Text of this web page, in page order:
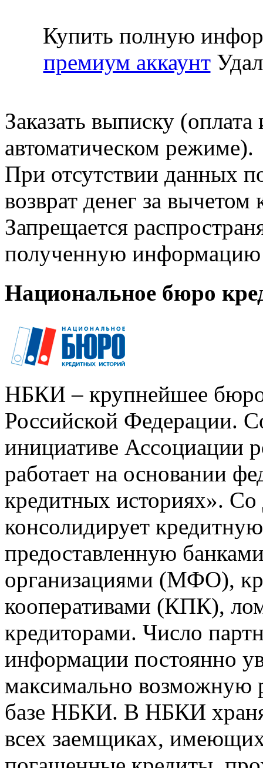
Купить полную
премиум аккаунт
Заказать выписку
автоматическом режиме).
При отсутствии данных
возврат денег за
Запрещается
полученную информацию
Национальное бюро
НБКИ – крупнейшее
Российской Федерации.
инициативе Ассоциации
работает на основании
кредитных историях».
консолидирует
предоставленную
организациями (МФО),
кооперативами (КПК),
кредиторами. Число
информации постоянно
максимально возможную
базе НБКИ. В НБКИ
всех заемщиках,